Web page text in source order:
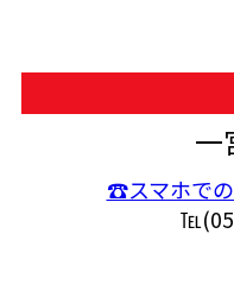
一
☎スマホで